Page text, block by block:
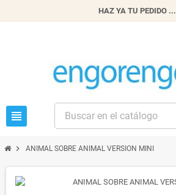
HAZ YA TU PEDIDO ...
view_headline
chevron_right ANIMAL SOBRE ANIMAL VERSION MINI